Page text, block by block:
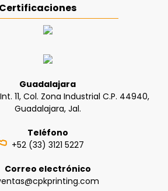
Certificaciones
Guadalajara
11, Col. Zona Industrial C.P. 44940,
Guadalajara, Jal.
Teléfono
+52 (33) 3121 5227
Correo electrónico